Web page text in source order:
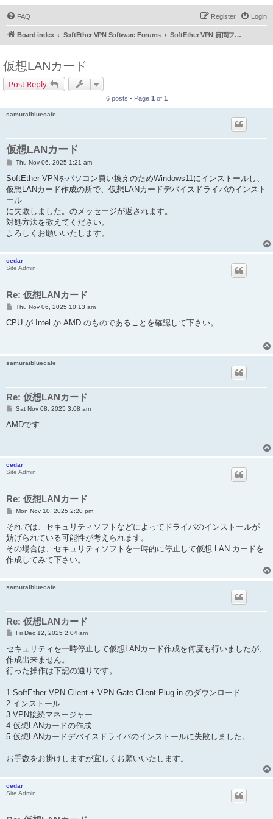
FAQ Login
Register
Board index SoftEther VPN Software Forums SoftEther VPN 質問フォーラム (日本語)
仮想LANカード
Post Reply
6 posts • Page 1 of 1
samuraibluecafe
仮想LANカード
P
s
Thu Nov 06, 2025 1:21 am
SoftEther VPNをパソコン買い換えのためWindows11にインストールし、
仮想LANカード作成の所で、仮想LANカードデバイスドライバのインスト
ール
に失敗しました。のメッセージが返されます。
対処方法を教えてください。
よろしくお願いいたします。
cedar
Site Admin
Re: 仮想LANカード
P
s
Thu Nov 06, 2025 10:13 am
CPU が Intel か AMD のものであることを確認して下さい。
samuraibluecafe
Re: 仮想LANカード
P
s
Sat Nov 08, 2025 3:08 am
AMDです
cedar
Site Admin
Re: 仮想LANカード
P
s
Mon Nov 10, 2025 2:20 pm
それでは、セキュリティソフトなどによってドライバのインストールが
妨げられている可能性が考えられます。
その場合は、セキュリティソフトを一時的に停止して仮想 LAN カードを
作成してみて下さい。
samuraibluecafe
Re: 仮想LANカード
P
s
Fri Dec 12, 2025 2:04 am
セキュリティを一時停止して仮想LANカード作成を何度も行いましたが、
作成出来ません。
行った操作は下記の通りです。
1.SoftEther VPN Client + VPN Gate Client Plug-in のダウンロード
2.インストール
3.VPN接続マネージャー
4.仮想LANカードの作成
5.仮想LANカードデバイスドライバのインストールに失敗しました。
お手数をお掛けしますが宜しくお願いいたします。
cedar
Site Admin